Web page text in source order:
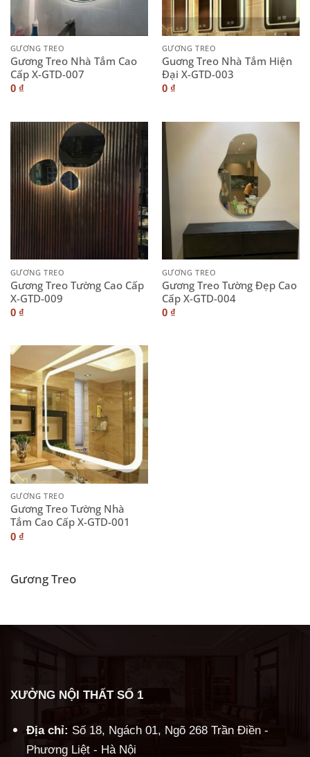
GƯƠNG TREO
Gương Treo Nhà Tắm Cao
Cấp X-GTD-007
0 ₫
GƯƠNG TREO
Guơng Treo Nhà Tắm Hiện
Đại X-GTD-003
0 ₫
GƯƠNG TREO
Gương Treo Tường Cao Cấp
X-GTD-009
0 ₫
GƯƠNG TREO
Gương Treo Tường Đẹp Cao
Cấp X-GTD-004
0 ₫
GƯƠNG TREO
Gương Treo Tường Nhà
Tắm Cao Cấp X-GTD-001
0 ₫
Gương Treo
XƯỞNG NỘI THẤT SỐ 1
Địa chỉ: Số 18, Ngách 01, Ngõ 268 Trần Điền -
Phương Liệt - Hà Nội